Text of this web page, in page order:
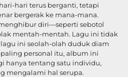
hari terus berganti, tetapi
bergerak ke mana-mana.
diri—seperti sebotol
mentah-mentah. Lagu ini tidak
ini seolah-olah duduk diam
personal itu, album ini
hanya tentang satu individu,
mengalami hal serupa.